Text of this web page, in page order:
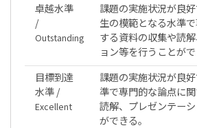
卓越水準
/
Outstanding
課題の実施状況が良
生の模範となる水準
する資料の収集や読
ョン等を行うことがで
目標到達
水準 /
Excellent
課題の実施状況が良
準で専門的な論点に
読解、プレゼンテー
ができる。